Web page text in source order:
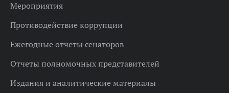
Мероприятия
Противодействие коррупции
Ежегодные отчеты сенаторов
Отчеты полномочных представителей
Издания и аналитические материалы